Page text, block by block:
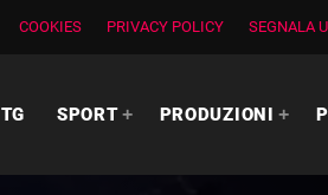
COOKIES PRIVACY POLICY SEGNALA
TG SPORT PRODUZIONI